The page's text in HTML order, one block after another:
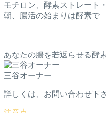
モチロン、酵素ストレート
朝、腸活の始まりは酵素で
あなたの腸を若返らせる酵
三谷オーナー
詳しくは、お問い合わせ下さ